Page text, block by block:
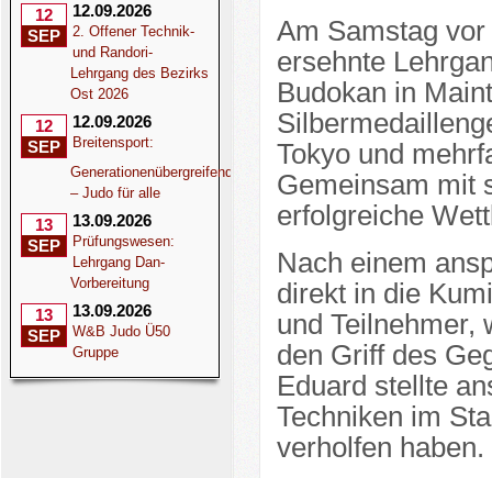
12
SEP
12.09.2026
2. Offener Technik-
und Randori-
Lehrgang des Bezirks
Ost 2026
12
SEP
12.09.2026
Breitensport:
Generationenübergreifend
– Judo für alle
13
SEP
13.09.2026
Prüfungswesen:
Lehrgang Dan-
Vorbereitung
13
SEP
13.09.2026
W&B Judo Ü50
Gruppe
Am Samstag
ersehnte
Budokan in
Tokyo und
Gemeinsam mit
erfolgreiche
Nach einem
direkt in die
und Teilnehmer,
den Griff des
Eduard stellte
Techniken im
verholfen haben.